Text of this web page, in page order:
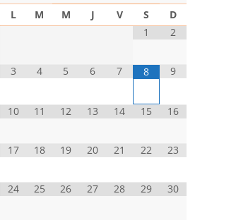
L M M J V S
D
1
2
3 4 5 6 7 8 9
10 11 12 13 14 15 16
17 18 19 20 21 22 23
24 25 26 27 28 29 30